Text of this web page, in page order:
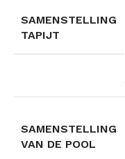
SAMENSTELLING
TAPIJT
SAMENSTELLING
VAN DE POOL